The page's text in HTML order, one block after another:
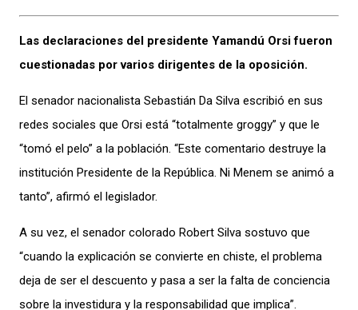
Las declaraciones del presidente Yamandú Orsi fueron
cuestionadas por varios dirigentes de la oposición.
El senador nacionalista Sebastián Da Silva escribió en sus
redes sociales que Orsi está “totalmente groggy” y que le
“tomó el pelo” a la población. “Este comentario destruye la
institución Presidente de la República. Ni Menem se animó a
tanto”, afirmó el legislador.
A su vez, el senador colorado Robert Silva sostuvo que
“cuando la explicación se convierte en chiste, el problema
deja de ser el descuento y pasa a ser la falta de conciencia
sobre la investidura y la responsabilidad que implica”.